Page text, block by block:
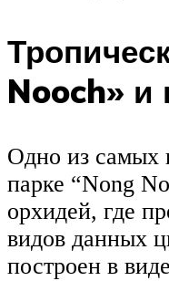
Nooch» и
Одно из самых
парке “Nong
орхидей, где
видов данных
построен в